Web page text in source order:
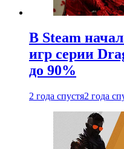
В Steam
игр серии
до 90%
2 года спустя2 года